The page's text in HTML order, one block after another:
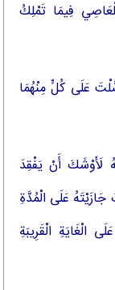
فِيمَا تَمْلِكُ
عَلَى كُلٍّ مِنْهُمَا
لَأَوْشَكَ أَنْ يَفْقِدَ
عَلَى الْمُدَّةِ
الْغَايَةِ الْقَرِيبَةِ